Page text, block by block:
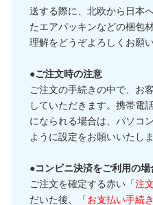
送する際に、北欧から日本
たエアパッキンなどの梱包
理解をどうぞよろしくお願
●ご注文時の注意
ご注文の手続きの中で、お
していただきます。携帯電
になられる場合は、パソコ
ように設定をお願いいたしま
●コンビニ決済をご利用の場
ご注文を確定する赤い「注
だいた後、
「お支払い手続